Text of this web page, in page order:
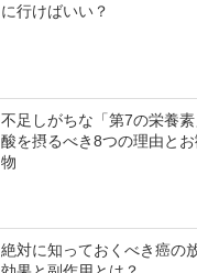
に行けばいい？
不足しがちな「第7の栄養
酸を摂るべき8つの理由と
物
絶対に知っておくべき癌の